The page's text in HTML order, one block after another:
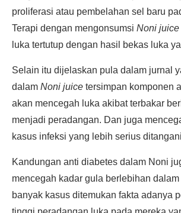
proliferasi atau pembelahan sel baru
Terapi dengan mengonsumsi Noni juice
luka tertutup dengan hasil bekas luka
Selain itu dijelaskan pula dalam jurnal
dalam Noni juice tersimpan komponen
akan mencegah luka akibat terbakar
menjadi peradangan. Dan juga
kasus infeksi yang lebih serius
Kandungan anti diabetes dalam Noni
mencegah kadar gula berlebihan
banyak kasus ditemukan fakta adanya